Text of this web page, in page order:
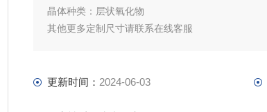
晶体种类：层状氧化物
其他更多定制尺寸请联系在线客服
更新时间： 2024-06-03